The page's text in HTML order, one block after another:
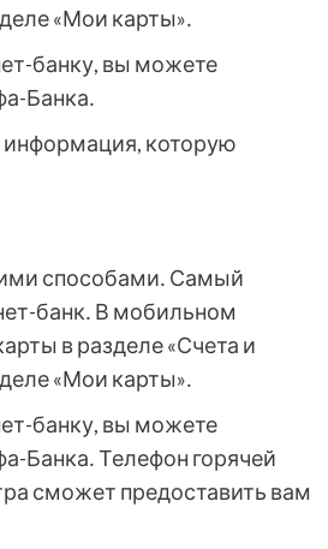
«Мои карты»․
банку, вы можете
Банка․
информация, которую
способами․ Самый
банк․ В мобильном
в разделе «Счета и
«Мои карты»․
банку, вы можете
Банка․ Телефон горячей
сможет предоставить вам